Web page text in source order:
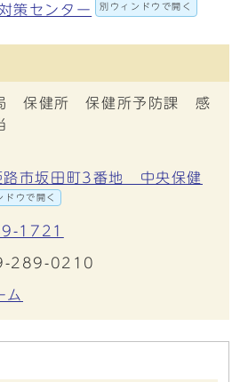
策センター 別ウィンドウで開く
保健所 保健所予防課 感
坂田町3番地 中央保健
ドウで開く
1721
289-0210
ム